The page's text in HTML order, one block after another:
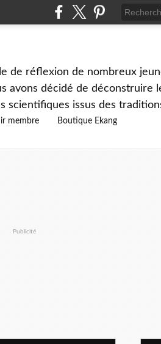
de réflexion de nombreux
avons décidé de déconstruire
scientifiques issus des
membre Boutique Ekang
Publicité